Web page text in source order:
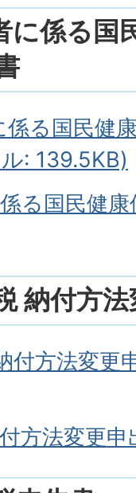
に係る国
る国民健
: 139.5KB)
る国民健
納付方
付方法変更
方法変更申